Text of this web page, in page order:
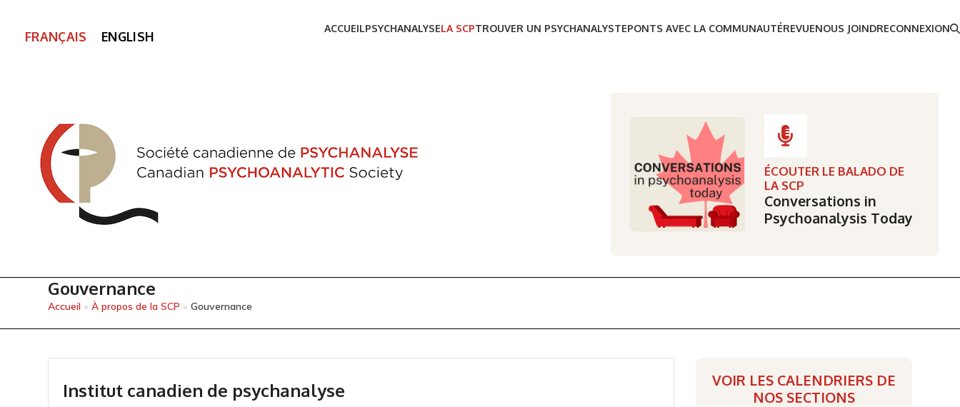
ACCUEILPSYCHANALYSELA SCPTROUVER UN PSYCHANALYSTEPONTS AVEC LA COMMUNAUTÉREVUENOUS JOINDRECONNEXION
FRANÇAIS ENGLISH
ÉCOUTER LE BALADO DE
LA SCP
Conversations in
Psychoanalysis Today
Gouvernance
Accueil »À propos de la SCP »Gouvernance
Institut canadien de psychanalyse
VOIR LES CALENDRIERS DE
NOS SECTIONS